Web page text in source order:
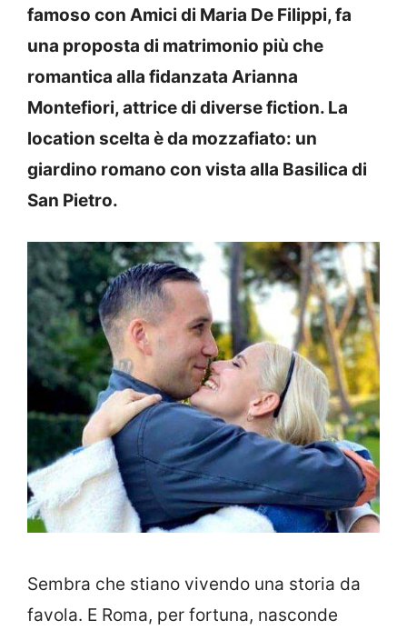
famoso con Amici di Maria De Filippi, fa
una proposta di matrimonio più che
romantica alla fidanzata Arianna
Montefiori, attrice di diverse fiction. La
location scelta è da mozzafiato: un
giardino romano con vista alla Basilica di
San Pietro.
Sembra che stiano vivendo una storia da
favola. E Roma, per fortuna, nasconde